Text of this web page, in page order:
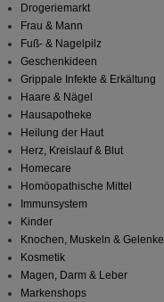
Drogeriemarkt
Frau & Mann
Fuß- & Nagelpilz
Geschenkideen
Grippale Infekte & Erkältung
Haare & Nägel
Hausapotheke
Heilung der Haut
Herz, Kreislauf & Blut
Homecare
Homöopathische Mittel
Immunsystem
Kinder
Knochen, Muskeln & Gelenke
Kosmetik
Magen, Darm & Leber
Markenshops